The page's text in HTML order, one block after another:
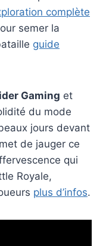
complète
semer la
guide
Gaming et
du mode
jours devant
de jauger ce
qui
Royale,
plus d’infos.